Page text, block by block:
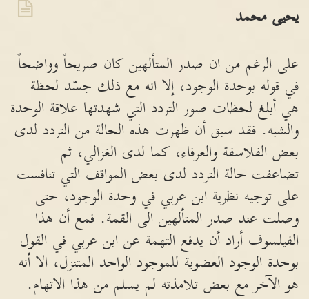
يحيى محمد
على الرغم من ان صدر المتألهين كان صريحاً وواضحاً
في قوله بوحدة الوجود، إلا انه مع ذلك جسّد لحظة
هي أبلغ لحظات صور التردد التي شهدتها علاقة الوحدة
والشبه. فقد سبق أن ظهرت هذه الحالة من التردد لدى
بعض الفلاسفة والعرفاء، كما لدى الغزالي، ثم
تضاعفت حالة التردد لدى بعض المواقف التي تنافست
على توجيه نظرية ابن عربي في وحدة الوجود، حتى
وصلت عند صدر المتألهين الى القمة. فمع أن هذا
الفيلسوف أراد أن يدفع التهمة عن ابن عربي في القول
بوحدة الوجود العضوية للموجود الواحد المتنزل، الا أنه
هو الآخر مع بعض تلامذته لم يسلم من هذا الاتهام.